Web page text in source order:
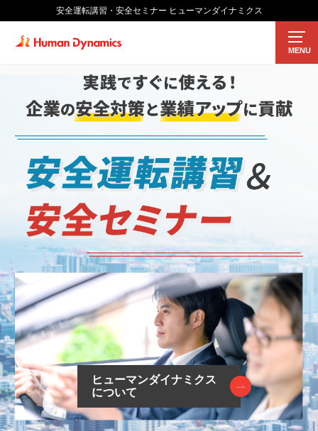
安全運転講習・安全セミナー ヒューマンダイナミクス
MENU
ヒューマンダイナミクス
について